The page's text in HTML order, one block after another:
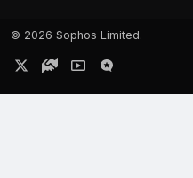
© 2026 Sophos Limited.